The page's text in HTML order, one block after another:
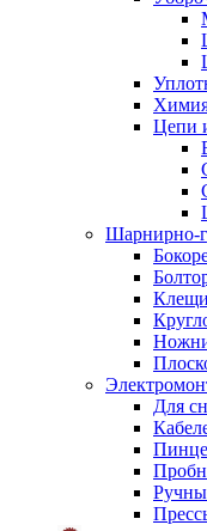
Цепи
Шарнирно-
Для